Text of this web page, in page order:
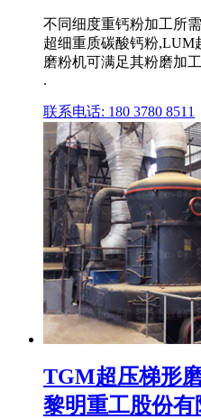
不同细度重钙粉加工所
超细重质碳酸钙粉,LUM
磨粉机可满足其粉磨加
.
联系电话: 180 3780 8511
TGM超压梯形
黎明重工股份有